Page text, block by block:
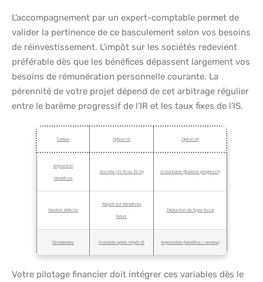
L’accompagnement par un expert-comptable permet de
valider la pertinence de ce basculement selon vos besoins
de réinvestissement. L’impôt sur les sociétés redevient
préférable dès que les bénéfices dépassent largement vos
besoins de rémunération personnelle courante. La
pérennité de votre projet dépend de cet arbitrage régulier
entre le barème progressif de l’IR et les taux fixes de l’IS.
Critère Option IS Option IR
Imposition
bénéfices
Société (15 % ou 25 %) Actionnaire (Barème progressif)
Gestion déficits
Report sur bénéfices
futurs
Déduction du foyer fiscal
Dividendes Possible après impôt IS Impossible (bénéfice = revenu)
Votre pilotage financier doit intégrer ces variables dès le